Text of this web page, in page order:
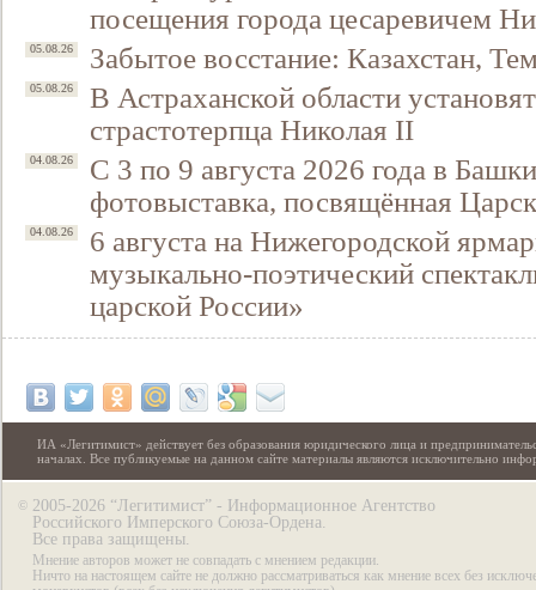
посещения города цесаревичем
05.08.26 Забытое восстание: Казахстан,
05.08.26
В Астраханской области
страстотерпца Николая II
04.08.26
С 3 по 9 августа 2026 года в
фотовыставка, посвящённая
04.08.26
6 августа на Нижегородской
музыкально-поэтический
царской России»
ИА «Легитимист» действует без образования юридического лица и
началах. Все публикуемые на данном сайте материалы являются исключительно
© 2005-2026 “Легитимист” - Информационное Агентство
Российского Имперского Союза-Ордена.
Все права защищены.
Мнение авторов может не совпадать с мнением редакции.
Ничто на настоящем сайте не должно рассматриваться как мнение всех без